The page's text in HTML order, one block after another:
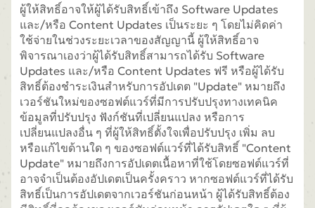
ผู้ให้สิทธิ์อาจให้ผู้ได้รับสิทธิ์เข้าถึง Software Updates
และ/หรือ Content Updates เป็นระยะ ๆ โดยไม่คิดค่า
ใช้จ่ายในช่วงระยะเวลาของสัญญานี้ ผู้ให้สิทธิ์อาจ
พิจารณาเองว่าผู้ได้รับสิทธิ์สามารถได้รับ Software
Updates และ/หรือ Content Updates ฟรี หรือผู้ได้รับ
สิทธิ์ต้องชำระเงินสำหรับการอัปเดต "Update" หมายถึง
เวอร์ชันใหม่ของซอฟต์แวร์ที่มีการปรับปรุงทางเทคนิค
ข้อมูลที่ปรับปรุง ฟังก์ชันที่เปลี่ยนแปลง หรือการ
เปลี่ยนแปลงอื่น ๆ ที่ผู้ให้สิทธิ์ตั้งใจเพื่อปรับปรุง เพิ่ม ลบ
หรือแก้ไขด้านใด ๆ ของซอฟต์แวร์ที่ได้รับสิทธิ์ "Content
Update" หมายถึงการอัปเดตเนื้อหาที่ใช้โดยซอฟต์แวร์ที่
อาจจำเป็นต้องอัปเดตเป็นครั้งคราว หากซอฟต์แวร์ที่ได้รับ
สิทธิ์เป็นการอัปเดตจากเวอร์ชันก่อนหน้า ผู้ได้รับสิทธิ์ต้อง